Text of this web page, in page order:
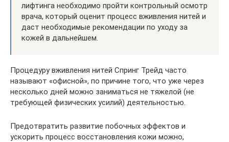
лифтинга необходимо пройти контрольный осмотр
врача, который оценит процесс вживления нитей и
даст необходимые рекомендации по уходу за
кожей в дальнейшем.
Процедуру вживления нитей Спринг Трейд часто
называют «офисной», по причине того, что уже через
несколько дней можно заниматься не тяжелой (не
требующей физических усилий) деятельностью.
Предотвратить развитие побочных эффектов и
ускорить процесс восстановления кожи можно,